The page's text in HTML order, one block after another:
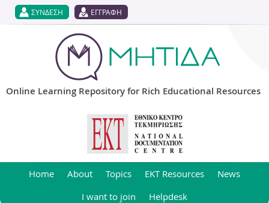
Jump to navigation
ΣΥΝΔΕΣΗ ΕΓΓΡΑΦΗ
Online Learning Repository for Rich Educational Resources
Home About Topics EKT Resources
News
I want to join
Helpdesk